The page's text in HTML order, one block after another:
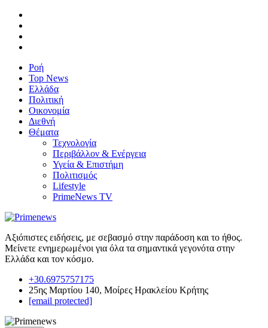
Ροή
Top News
Ελλάδα
Πολιτική
Οικονομία
Διεθνή
Θέματα
Τεχνολογία
Περιβάλλον & Ενέργεια
Υγεία & Επιστήμη
Πολιτισμός
Lifestyle
PrimeNews TV
Αξιόπιστες ειδήσεις, με σεβασμό στην παράδοση και το ήθος.
Μείνετε ενημερωμένοι για όλα τα σημαντικά γεγονότα στην
Ελλάδα και τον κόσμο.
+30.6975757175
25ης Μαρτίου 140, Μοίρες Ηρακλείου Κρήτης
[email protected]